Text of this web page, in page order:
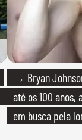
→ Bryan
até os 100
em busca pela